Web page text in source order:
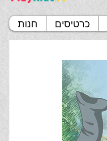
חנות כרטיסים